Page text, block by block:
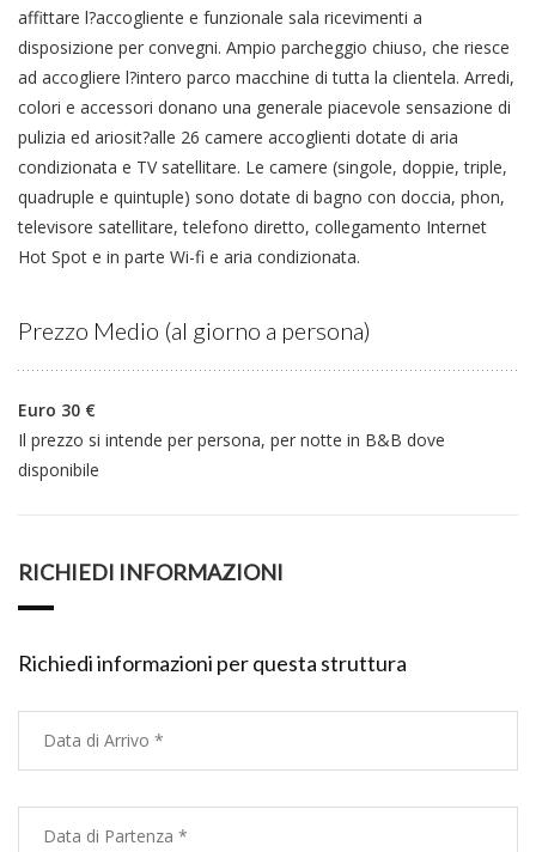
affittare l?accogliente e funzionale sala ricevimenti a
disposizione per convegni. Ampio parcheggio chiuso, che riesce
ad accogliere l?intero parco macchine di tutta la clientela. Arredi,
colori e accessori donano una generale piacevole sensazione di
pulizia ed ariosit?alle 26 camere accoglienti dotate di aria
condizionata e TV satellitare. Le camere (singole, doppie, triple,
quadruple e quintuple) sono dotate di bagno con doccia, phon,
televisore satellitare, telefono diretto, collegamento Internet
Hot Spot e in parte Wi-fi e aria condizionata.
Prezzo Medio (al giorno a persona)
Euro 30 €
Il prezzo si intende per persona, per notte in B&B dove
disponibile
RICHIEDI INFORMAZIONI
Richiedi informazioni per questa struttura